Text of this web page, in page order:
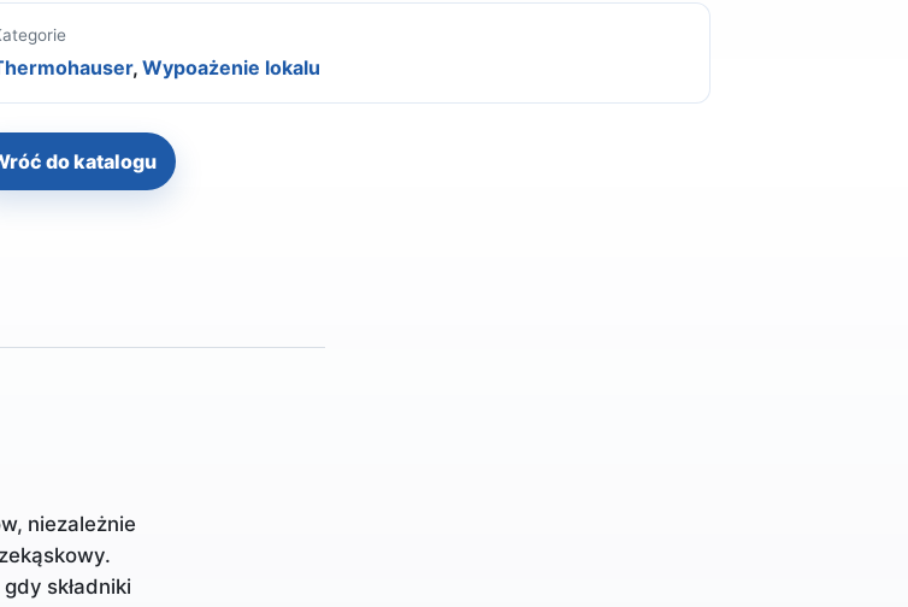
,Wypoażenie lokalu
do katalogu
niezależnie
składniki